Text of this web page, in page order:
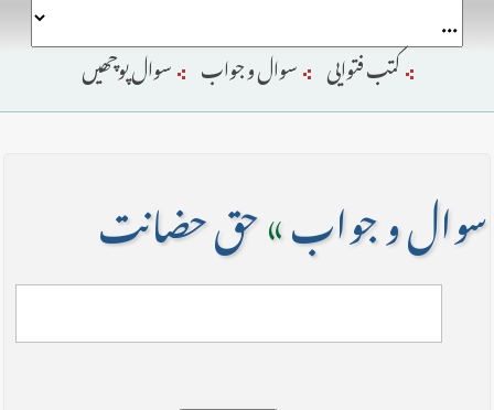
کتب فتوایی سوال و جواب سوال پوچھیں
سوال و جواب»حق حضانت